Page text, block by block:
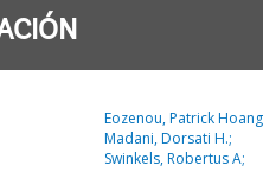
Eozenou, Patrick
Madani, Dorsati H.;
Swinkels, Robertus A;